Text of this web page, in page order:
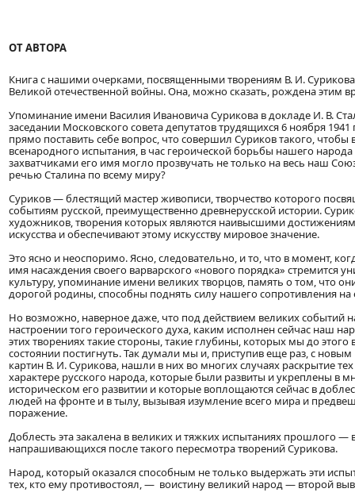
ОТ АВТОРА
Книга с нашими очерками, посвященными творениям В. И.
Великой отечественной войны. Она, можно сказать, рождена этим
Упоминание имени Василия Ивановича Сурикова в докладе И. В.
заседании Московского совета депутатов трудящихся 6 ноября
прямо поставить себе вопрос, что совершил Суриков такого, чтобы
всенародного испытания, в час героической борьбы нашего
захватчиками его имя могло прозвучать не только на весь наш
речью Сталина по всему миру?
Суриков — блестящий мастер живописи, творчество которого
событиям русской, преимущественно древнерусской истории.
художников, творения которых являются наивысшими
искусства и обеспечивают этому искусству мировое значение.
Это ясно и неоспоримо. Ясно, следовательно, и то, что в момент,
имя насаждения своего варварского «нового порядка» стремится
культуру, упоминание имени великих творцов, память о том, что
дорогой родины, способны поднять силу нашего сопротивления
Но возможно, наверное даже, что под действием великих событий
настроении того героического духа, каким исполнен сейчас наш
этих творениях такие стороны, такие глубины, которых мы до
состоянии постигнуть. Так думали мы и, приступив еще раз, с
картин В. И. Сурикова, нашли в них во многих случаях раскрытие
характере русского народа, которые были развиты и укреплены в
историческом его развитии и которые воплощаются сейчас в
людей на фронте и в тылу, вызывая изумление всего мира и
поражение.
Доблесть эта закалена в великих и тяжких испытаниях прошлого —
напрашивающихся после такого пересмотра творений Сурикова.
Народ, который оказался способным не только выдержать эти
тех, кто ему противостоял, — воистину великий народ — второй